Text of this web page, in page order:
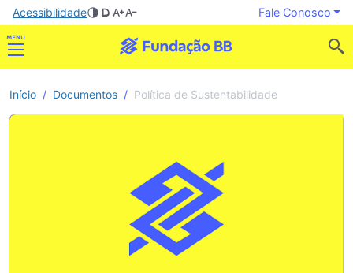
Acessibilidade Fale Conosco
Início Documentos Política de Sustentabilidade